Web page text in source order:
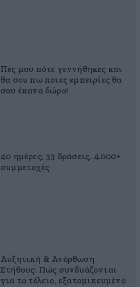
Πες μου πότε γεννήθηκες και
θα σου πω ποιες εμπειρίες θα
σου έκανα δώρο!
40 ημέρες, 33 δράσεις, 4.000+
συμμετοχές
Αυξητική & Ανόρθωση
Στήθους: Πώς συνδυάζονται
για το τέλειο, εξατομικευμένο